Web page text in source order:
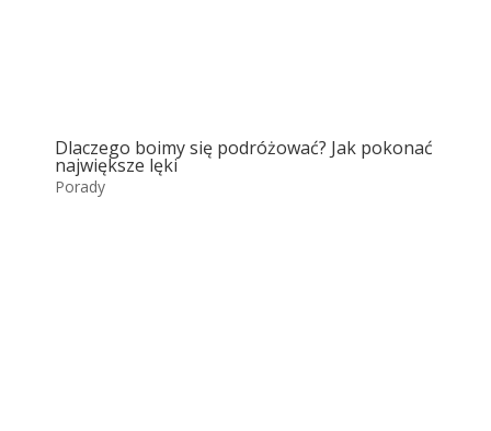
Dlaczego boimy się podróżować? Jak pokonać
największe lęki
Porady